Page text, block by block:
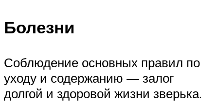
Болезни
Соблюдение основных правил по
уходу и содержанию — залог
долгой и здоровой жизни зверька.